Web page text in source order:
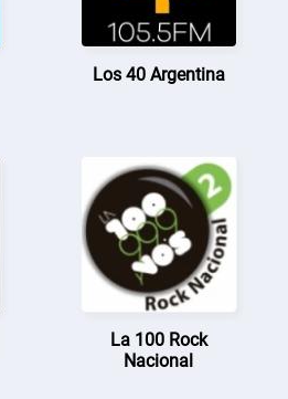
Los 40 Argentina
La 100 Rock
Nacional